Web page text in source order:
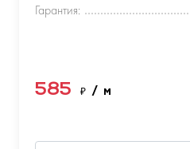
Гарантия:
585 ₽ / м